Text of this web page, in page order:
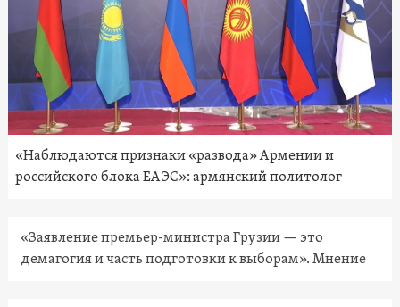
«Наблюдаются признаки «развода» Армении и
российского блока ЕАЭС»: армянский политолог
«Заявление премьер-министра Грузии — это
демагогия и часть подготовки к выборам». Мнение